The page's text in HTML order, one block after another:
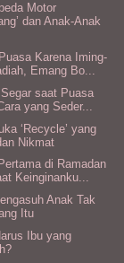
Motor
dan Anak-Anak
Karena Iming-
Emang Bo...
saat Puasa
yang Seder...
‘Recycle’ yang
Nikmat
di Ramadan
Keinginanku...
Anak Tak
Itu
Ibu yang